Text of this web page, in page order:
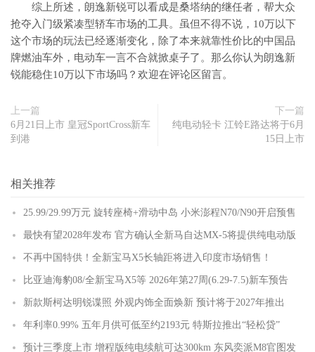
综上所述，朗逸新锐可以看成是桑塔纳的继任者，帮大众
抢夺入门级紧凑型轿车市场的工具。虽但不得不说，10万以下
这个市场的玩法已经逐渐变化，除了本来就靠性价比的中国品
牌燃油车外，电动车一言不合就掀桌子了。那么你认为朗逸新
锐能稳住10万以下市场吗？欢迎在评论区留言。
上一篇
6月21日上市 皇冠SportCross新车
到港
下一篇
纯电动轻卡 江铃E路达将于6月
15日上市
相关推荐
25.99/29.99万元 旋转座椅+滑动中岛 小米澎程N70/N90开启预售
最快有望2028年发布 官方确认全新马自达MX-5将提供纯电动版
不再中国特供！全新宝马X5长轴距将进入印度市场销售！
比亚迪海豹08/全新宝马X5等 2026年第27周(6.29-7.5)新车预告
新款斯柯达明锐谍照 外观内饰全面焕新 预计将于2027年推出
年利率0.99% 五年月供可低至约2193元 特斯拉推出“轻松贷”
预计三季度上市 增程版纯电续航可达300km 东风奕派M8官图发